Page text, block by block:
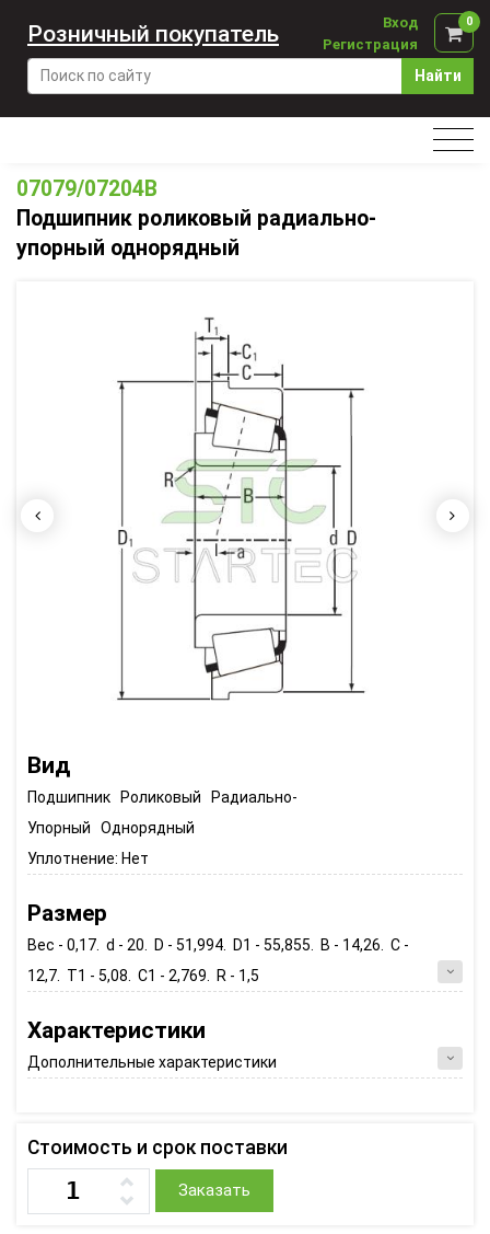
Найти
Вход
Регистрация
0
Розничный покупатель
07079/07204B
Подшипник роликовый радиально-
упорный однорядный
Вид
Подшипник Роликовый Радиально-
Упорный Однорядный
Уплотнение: Нет
Размер
Вес - 0,17. d - 20. D - 51,994. D1 - 55,855. B - 14,26. C -
12,7. T1 - 5,08. C1 - 2,769. R - 1,5
Характеристики
Дополнительные характеристики
Стоимость и срок поставки
Заказать